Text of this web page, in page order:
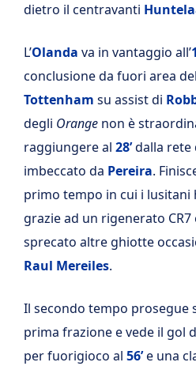
dietro il centravanti
L’Olanda va in vantaggio all’
conclusione da fuori area del
Tottenham su assist di
degli Orange non è
raggiungere al 28’dalla rete
imbeccato da Pereira.
primo tempo in cui i lusitani
grazie ad un rigenerato
sprecato altre ghiotte
Raul Mereiles.
Il secondo tempo prosegue
prima frazione e vede il gol
per fuorigioco al 56’e una